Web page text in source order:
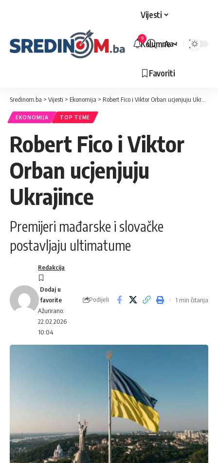
Vijesti
Kolumne
Favoriti
9
Veličina
Aa
Sredinom.ba > Vijesti > Ekonomija > Robert Fico i Viktor Orban ucjenjuju Ukrajince
EKONOMIJA TOP TEME
Robert Fico i Viktor
Orban ucjenjuju
Ukrajince
Premijeri mađarske i slovačke
postavljaju ultimatume
Ažurirano:
22.02.2026
10:04
Redakcija
Podijeli 1 min čitanja